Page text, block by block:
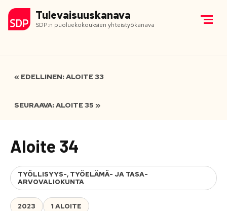
Tulevaisuuskanava
SDP:n puoluekokouksien yhteistyökanava
« EDELLINEN: ALOITE 33
SEURAAVA: ALOITE 35 »
Aloite 34
TYÖLLISYYS-, TYÖELÄMÄ- JA TASA-
ARVOVALIOKUNTA
2023 1 ALOITE